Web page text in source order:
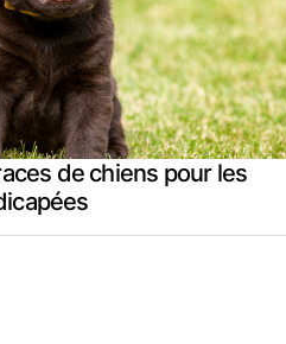
de chiens pour les